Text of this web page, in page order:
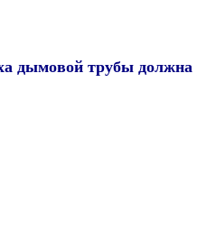
дымовой трубы должна